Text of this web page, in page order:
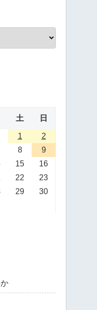
土 日
1
2
8
9
15
16
22
23
29
30